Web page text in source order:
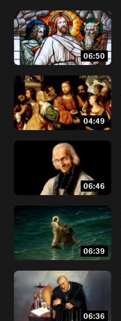
06:50
04:49
06:46
06:39
06:36